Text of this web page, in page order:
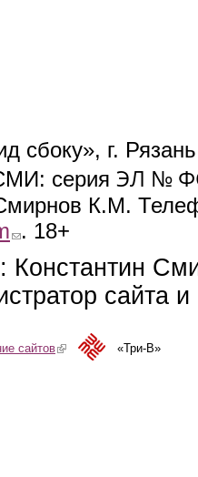
сбоку», г.
серия ЭЛ №
К.М.
(link sends e-mail)
. 18+
Константин
сайта
сайтов(link is external)«Три-В»